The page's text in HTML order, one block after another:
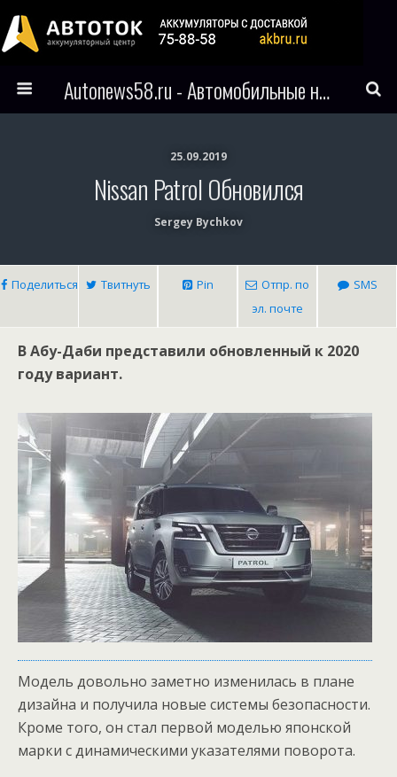
Autonews58.ru - Автомобильные новости Пензы и всего мира
25.09.2019
Nissan Patrol Обновился
Sergey Bychkov
Поделиться Твитнуть Pin
Отпр. по
эл. почте
SMS
В Абу-Даби представили обновленный к 2020
году вариант.
Модель довольно заметно изменилась в плане
дизайна и получила новые системы безопасности.
Кроме того, он стал первой моделью японской
марки с динамическими указателями поворота.